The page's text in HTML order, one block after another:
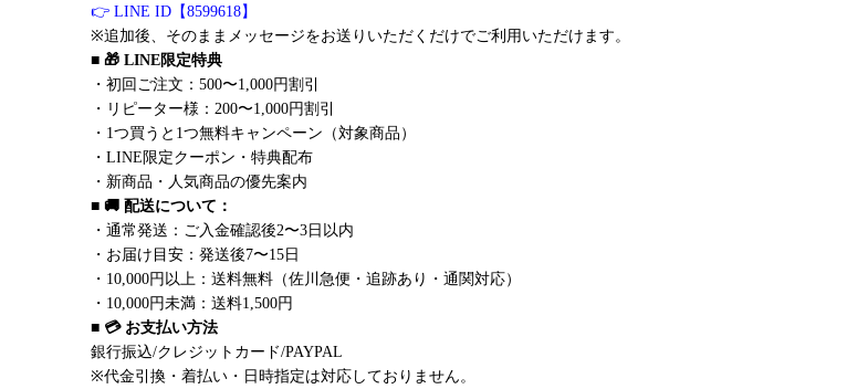
👉 LINE ID【8599618】
※追加後、そのままメッセージをお送りいただくだけでご利用いただけます。
■ 🎁 LINE限定特典
・初回ご注文：500〜1,000円割引
・リピーター様：200〜1,000円割引
・1つ買うと1つ無料キャンペーン（対象商品）
・LINE限定クーポン・特典配布
・新商品・人気商品の優先案内
■ 🚚 配送について：
・通常発送：ご入金確認後2〜3日以内
・お届け目安：発送後7〜15日
・10,000円以上：送料無料（佐川急便・追跡あり・通関対応）
・10,000円未満：送料1,500円
■ 💳 お支払い方法
銀行振込/クレジットカード/PAYPAL
※代金引換・着払い・日時指定は対応しておりません。